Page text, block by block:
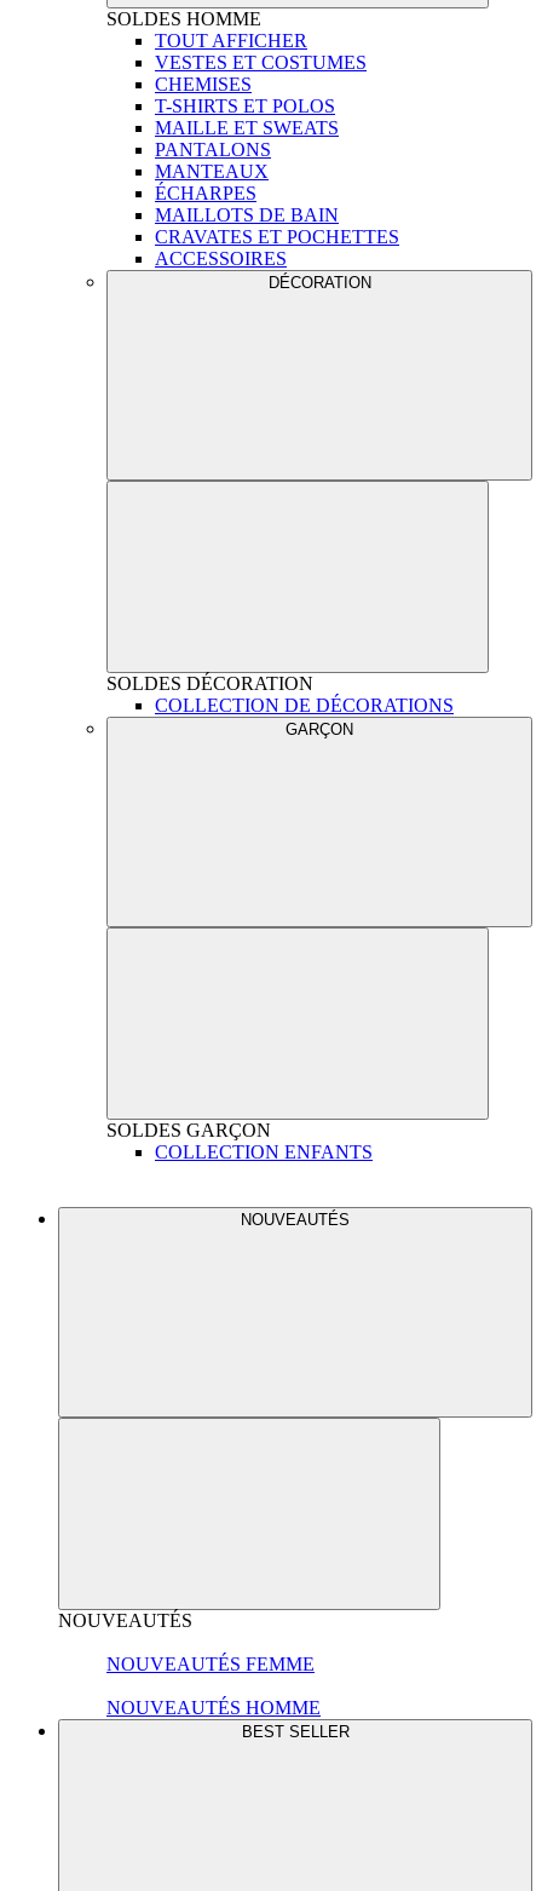
SOLDES HOMME
TOUT AFFICHER
VESTES ET COSTUMES
CHEMISES
T-SHIRTS ET POLOS
MAILLE ET SWEATS
PANTALONS
MANTEAUX
ÉCHARPES
MAILLOTS DE BAIN
CRAVATES ET POCHETTES
ACCESSOIRES
DÉCORATION
SOLDES DÉCORATION
COLLECTION DE DÉCORATIONS
GARÇON
SOLDES GARÇON
COLLECTION ENFANTS
NOUVEAUTÉS
NOUVEAUTÉS
NOUVEAUTÉS FEMME
NOUVEAUTÉS HOMME
BEST SELLER